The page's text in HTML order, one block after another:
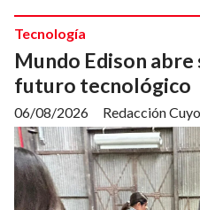
Mundo Edison abre
futuro tecnológico
Redacción
Tecnología
06/08/2026